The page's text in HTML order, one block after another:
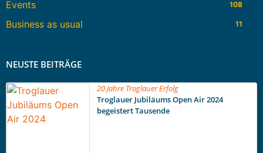
Events 108
Business as usual 11
NEUSTE BEITRÄGE
20 Jahre Troglauer Erfolg
Troglauer Jubiläums Open Air 2024
begeistert Tausende